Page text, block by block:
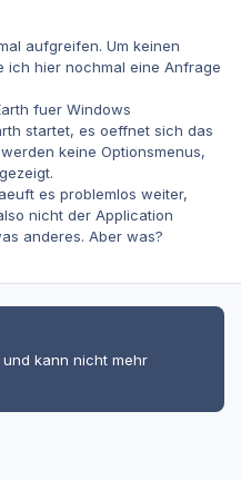
aufgreifen. Um keinen
ich hier nochmal eine Anfrage
fuer Windows
startet, es oeffnet sich das
keine Optionsmenus,
es problemlos weiter,
nicht der Application
anderes. Aber was?
kann nicht mehr